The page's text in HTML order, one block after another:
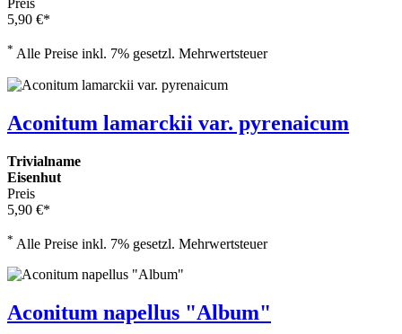
Preis
5,90 €*
* Alle Preise inkl. 7% gesetzl. Mehrwertsteuer
Aconitum lamarckii var. pyrenaicum
Trivialname
Eisenhut
Preis
5,90 €*
* Alle Preise inkl. 7% gesetzl. Mehrwertsteuer
Aconitum napellus "Album"